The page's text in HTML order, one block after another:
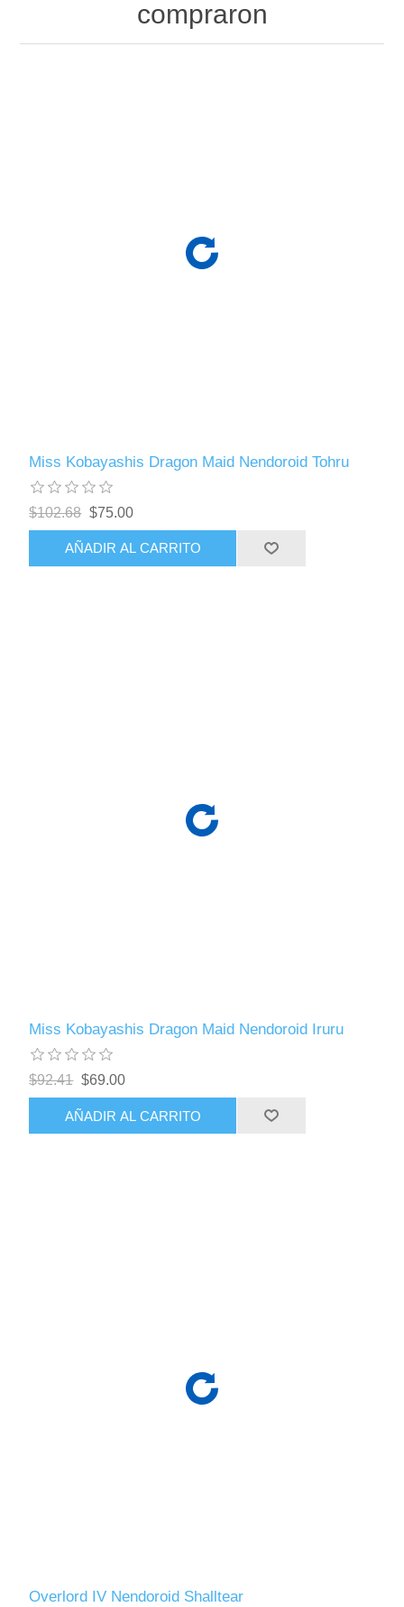
compraron
Miss Kobayashis Dragon Maid Nendoroid Tohru
$102.68 $75.00
AÑADIR AL CARRITO
Miss Kobayashis Dragon Maid Nendoroid Iruru
$92.41 $69.00
AÑADIR AL CARRITO
Overlord IV Nendoroid Shalltear